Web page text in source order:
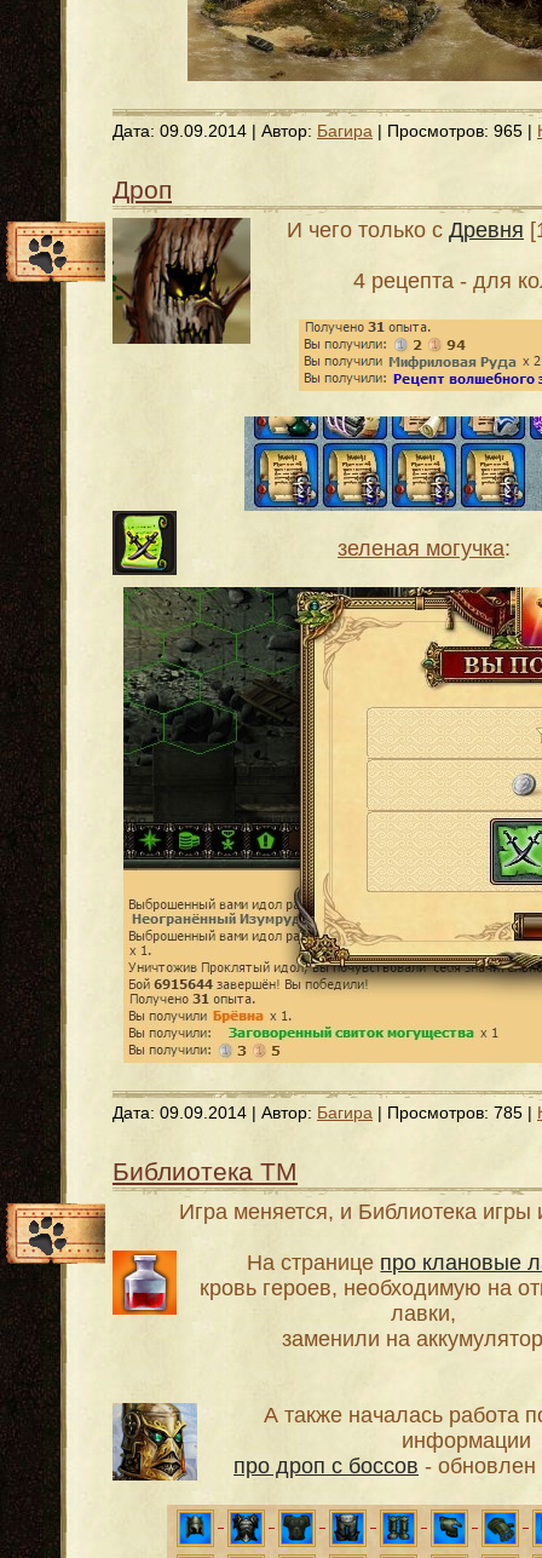
Дата: 09.09.2014 | Автор: Багира | Просмотров: 965 |
Дроп
И чего только с Древня
4 рецепта - для
зеленая могучка:
Дата: 09.09.2014 | Автор: Багира | Просмотров: 785 |
Библиотека ТМ
Игра меняется, и Библиотека игры
На странице про клановые
кровь героев, необходимую на
лавки,
заменили на
А также началась работа
информации
про дроп с боссов - обновлен